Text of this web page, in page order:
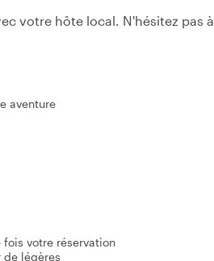
votre hôte local. N'hésitez pas à
aventure
votre réservation
légères